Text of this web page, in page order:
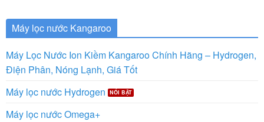
Máy lọc nước Kangaroo
Máy Lọc Nước Ion Kiềm Kangaroo Chính Hãng – Hydrogen,
Điện Phân, Nóng Lạnh, Giá Tốt
Máy lọc nước Hydrogen
Máy lọc nước Omega+